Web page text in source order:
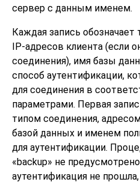
сервер с данным именем.
Каждая запись обозначает
IP-адресов клиента (если
соединения), имя базы
способ аутентификации,
для соединения в
параметрами. Первая
типом соединения,
базой данных и именем
для аутентификации.
«backup» не
аутентификация не